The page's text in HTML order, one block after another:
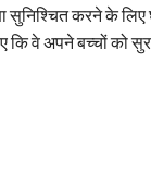
सुनिश्चित करने के
कि वे अपने बच्चों को